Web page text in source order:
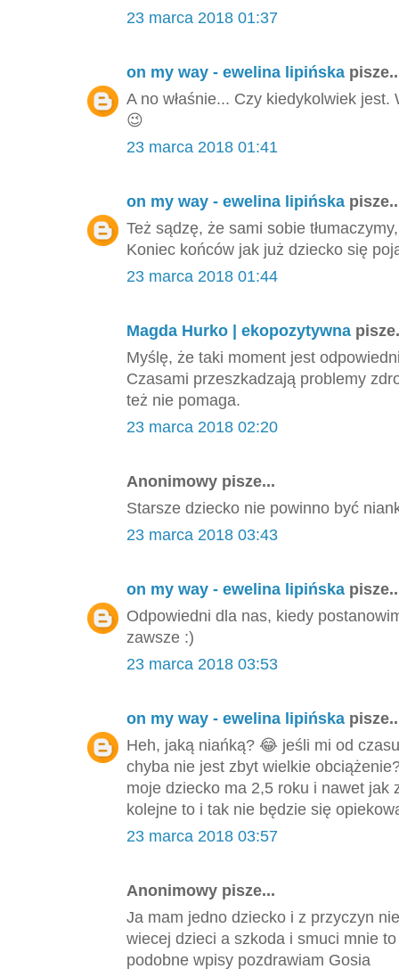
23 marca 2018 01:37
on my way - ewelina lipińska
A no właśnie... Czy kiedykolwiek
😉
23 marca 2018 01:41
on my way - ewelina lipińska
Też sądzę, że sami sobie
Koniec końców jak już dziecko się
23 marca 2018 01:44
Magda Hurko | ekopozytywna
Myślę, że taki moment jest
Czasami przeszkadzają problemy
też nie pomaga.
23 marca 2018 02:20
Anonimowy pisze...
Starsze dziecko nie powinno być
23 marca 2018 03:43
on my way - ewelina lipińska
Odpowiedni dla nas, kiedy
zawsze :)
23 marca 2018 03:53
on my way - ewelina lipińska
Heh, jaką niańką? 😂 jeśli mi od
chyba nie jest zbyt wielkie
moje dziecko ma 2,5 roku i nawet jak
kolejne to i tak nie będzie się
23 marca 2018 03:57
Anonimowy pisze...
Ja mam jedno dziecko i z przyczyn
wiecej dzieci a szkoda i smuci mnie
podobne wpisy pozdrawiam Gosia